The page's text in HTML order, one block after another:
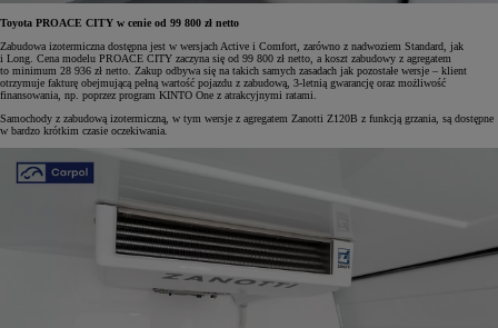
Toyota PROACE CITY w cenie od 99 800 zł netto
Zabudowa izotermiczna dostępna jest w wersjach Active i Comfort, zarówno z nadwoziem Standard, jak
i Long. Cena modelu PROACE CITY zaczyna się od 99 800 zł netto, a koszt zabudowy z agregatem
to minimum 28 936 zł netto. Zakup odbywa się na takich samych zasadach jak pozostałe wersje – klient
otrzymuje fakturę obejmującą pełną wartość pojazdu z zabudową, 3-letnią gwarancję oraz możliwość
finansowania, np. poprzez program KINTO One z atrakcyjnymi ratami.
Samochody z zabudową izotermiczną, w tym wersje z agregatem Zanotti Z120B z funkcją grzania, są dostępne
w bardzo krótkim czasie oczekiwania.